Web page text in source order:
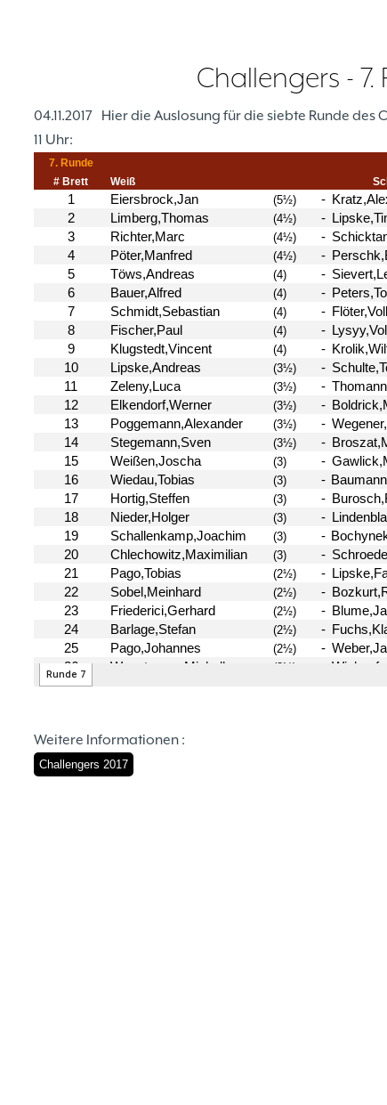
Challengers - 7.
04.11.2017
Hier die Auslosung für die siebte Runde des
11 Uhr:
Weitere Informationen :
Challengers 2017